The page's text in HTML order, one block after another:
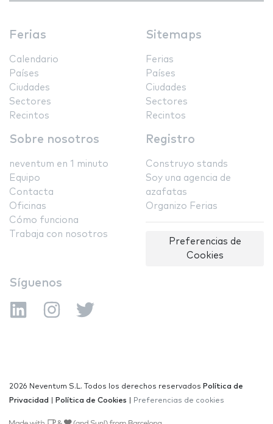
Ferias
Calendario
Países
Ciudades
Sectores
Recintos
Sitemaps
Ferias
Países
Ciudades
Sectores
Recintos
Sobre nosotros
neventum en 1 minuto
Equipo
Contacta
Oficinas
Cómo funciona
Trabaja con nosotros
Registro
Construyo stands
Soy una agencia de
azafatas
Organizo Ferias
Preferencias de
Cookies
Síguenos
2026 Neventum S.L. Todos los derechos reservados Política de
Privacidad
Política de Cookies Preferencias de cookies